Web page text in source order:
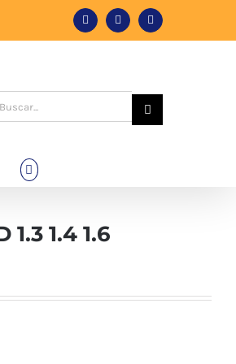
FacebookInstagramTiktok
1.4 1.6